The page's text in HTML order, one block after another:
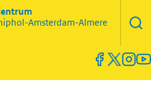
Amsterdam-Almere